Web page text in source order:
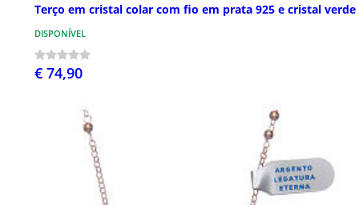
Terço em cristal colar com fio em prata 925 e cristal verde
DISPONÍVEL
€ 74,90